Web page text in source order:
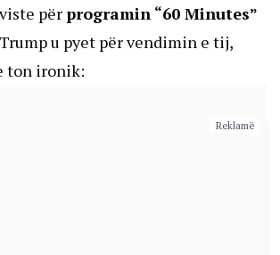
përprogramin “60 Minutes”
u pyet për vendimin e tij,
ton ironik:
Reklamë